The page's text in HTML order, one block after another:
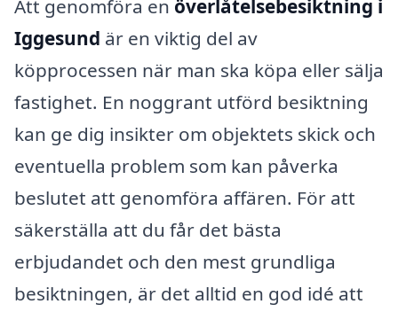
Att genomföra en överlåtelsebesiktning i
Iggesund är en viktig del av
köpprocessen när man ska köpa eller sälja
fastighet. En noggrant utförd besiktning
kan ge dig insikter om objektets skick och
eventuella problem som kan påverka
beslutet att genomföra affären. För att
säkerställa att du får det bästa
erbjudandet och den mest grundliga
besiktningen, är det alltid en god idé att